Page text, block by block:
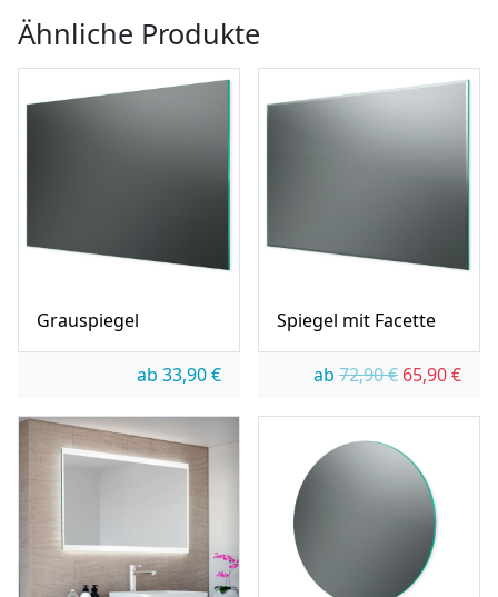
Ähnliche Produkte
Grauspiegel
ab 33,90€
Spiegel mit Facette
ab 72,90€ 65,90€